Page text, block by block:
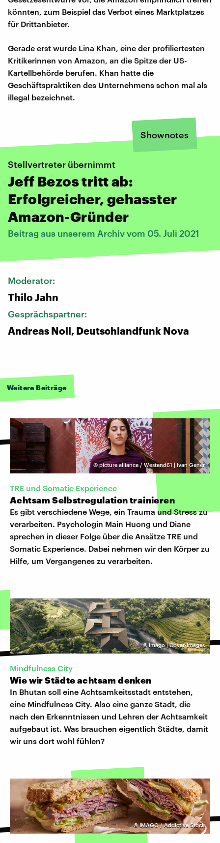
könnten, zum Beispiel das Verbot eines Marktplatzes
für Drittanbieter.
Gerade erst wurde Lina Khan, eine der profiliertesten
Kritikerinnen von Amazon, an die Spitze der US-
Kartellbehörde berufen. Khan hatte die
Geschäftspraktiken des Unternehmens schon mal als
illegal bezeichnet.
Shownotes
Stellvertreter übernimmt
Jeff Bezos tritt ab:
Erfolgreicher, gehasster
Amazon-Gründer
Beitrag aus unserem Archiv vom 05. Juli 2021
Moderator:
Thilo Jahn
Gesprächspartner:
Andreas Noll, Deutschlandfunk Nova
Weitere Beiträge
©picture alliance / Westend61 | Ivan Gener
TRE und Somatic Experience
Achtsam Selbstregulation trainieren
Es gibt verschiedene Wege, ein Trauma und Stress zu
verarbeiten. Psychologin Main Huong und Diane
sprechen in dieser Folge über die Ansätze TRE und
Somatic Experience. Dabei nehmen wir den Körper zu
Hilfe, um Vergangenes zu verarbeiten.
©Imago | Cover-Images
Mindfulness City
Wie wir Städte achtsam denken
In Bhutan soll eine Achtsamkeitsstadt entstehen,
eine Mindfulness City. Also eine ganze Stadt, die
nach den Erkenntnissen und Lehren der Achtsamkeit
aufgebaut ist. Was brauchen eigentlich Städte, damit
wir uns dort wohl fühlen?
©IMAGO / Addictive Stock